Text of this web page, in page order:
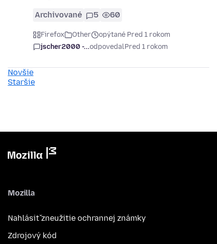
Archivované 5 60
Firefox Other
opýtané Pred 1 rokom
jscher2000 -...odpovedalPred 1 rokom
Novšie
Staršie
Mozilla
Nahlásiť zneužitie ochrannej známky
Zdrojový kód